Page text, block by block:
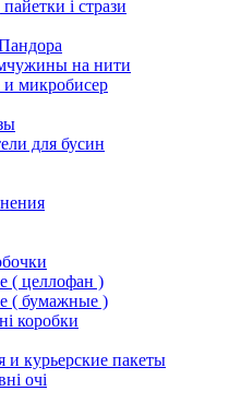
і стрази
на нити
микробисер
для бусин
( целлофан )
( бумажные )
коробки
и курьерские пакеты
очі